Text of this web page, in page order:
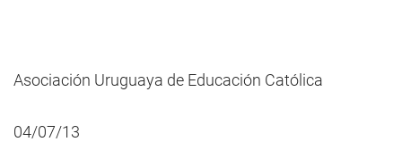
Asociación Uruguaya de Educación Católica
04/07/13